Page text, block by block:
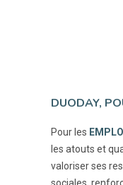
DUODAY,
Pour les
les atouts et
valoriser ses